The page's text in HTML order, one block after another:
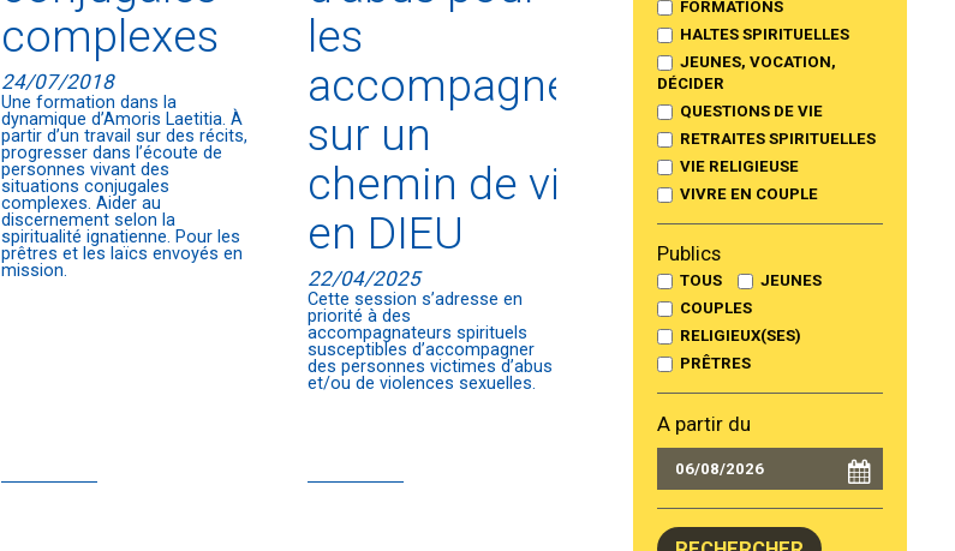
complexes
24/07/2018
Une formation dans la
dynamique d’Amoris Laetitia. À
partir d’un travail sur des récits,
progresser dans l’écoute de
personnes vivant des
situations conjugales
complexes. Aider au
discernement selon la
spiritualité ignatienne. Pour les
prêtres et les laïcs envoyés en
mission.
les
accompagner
sur un
chemin de vie
en DIEU
22/04/2025
Cette session s’adresse en
priorité à des
accompagnateurs spirituels
susceptibles d’accompagner
des personnes victimes d’abus
et/ou de violences sexuelles.
FORMATIONS
HALTES SPIRITUELLES
JEUNES, VOCATION,
DÉCIDER
QUESTIONS DE VIE
RETRAITES SPIRITUELLES
VIE RELIGIEUSE
VIVRE EN COUPLE
Publics
TOUS
JEUNES
COUPLES
RELIGIEUX(SES)
PRÊTRES
A partir du